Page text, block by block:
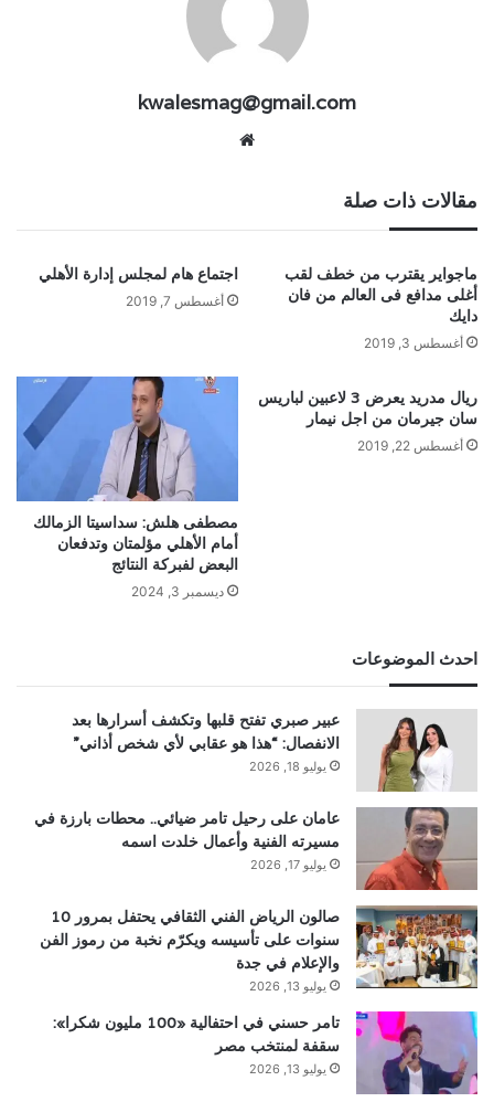
kwalesmag@gmail.com
مقالات ذات صلة
ماجواير يقترب من خطف لقب
أغلى مدافع فى العالم من فان
دايك
أغسطس 3, 2019
اجتماع هام لمجلس إدارة الأهلي
أغسطس 7, 2019
ريال مدريد يعرض 3 لاعبين لباريس
سان جيرمان من اجل نيمار
أغسطس 22, 2019
مصطفى هلش: سداسيتا الزمالك
أمام الأهلي مؤلمتان وتدفعان
البعض لفبركة النتائج
ديسمبر 3, 2024
احدث الموضوعات
عبير صبري تفتح قلبها وتكشف أسرارها بعد
الانفصال: “هذا هو عقابي لأي شخص أذاني”
يوليو 18, 2026
عامان على رحيل تامر ضيائي.. محطات بارزة في
مسيرته الفنية وأعمال خلدت اسمه
يوليو 17, 2026
صالون الرياض الفني الثقافي يحتفل بمرور 10
سنوات على تأسيسه ويكرّم نخبة من رموز الفن
والإعلام في جدة
يوليو 13, 2026
تامر حسني في احتفالية «100 مليون شكرا»:
سقفة لمنتخب مصر
يوليو 13, 2026